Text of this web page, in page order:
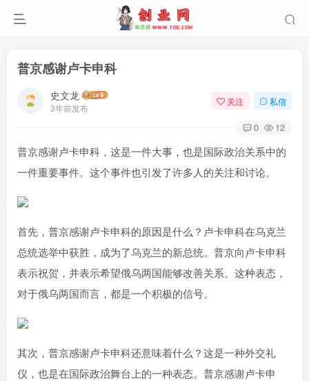
普京感谢卢卡申科
史文龙
3年前发布
关注 私信
0 12
普京感谢卢卡申科，这是一件大事，也是国际政治关系中的
一件重要事件。这个事件也引发了许多人的关注和讨论。
首先，普京感谢卢卡申科的原因是什么？卢卡申科在乌克兰
总统选举中获胜，成为了乌克兰的新总统。普京向卢卡申科
表示祝贺，并表示希望俄乌两国能够改善关系。这种表态，
对于俄乌两国而言，都是一个积极的信号。
其次，普京感谢卢卡申科还意味着什么？这是一种外交礼
仪，也是在国际政治舞台上的一种表态。普京感谢卢卡申